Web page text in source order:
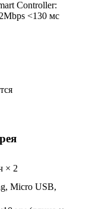
Controller:
<130 мс
× 2
Micro USB,